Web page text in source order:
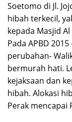
Soetomo di Jl.
hibah terkecil,
kepada Masjid
Pada APBD
perubahan-
bermurah hati.
kejaksaan dan
hibah. Alokasi
Perak mencapai